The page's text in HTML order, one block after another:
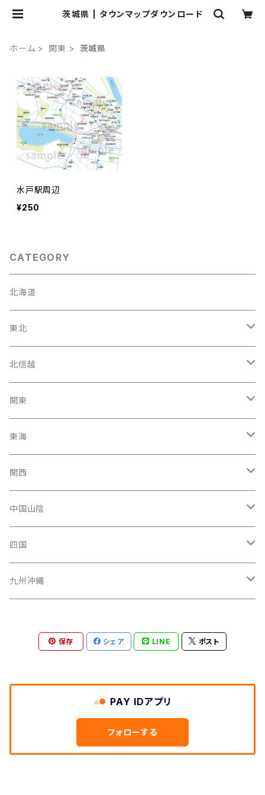
茨城県 | タウンマップダウンロード
ホーム 関東 茨城県
水戸駅周辺
¥250
CATEGORY
北海道
東北
宮城県
岩手県
福島県
青森県
秋田県
山形県
北信越
石川県
富山駅
新潟県
長野県
福井県
関東
東京都
神奈川県
千葉県
埼玉県
茨城県
栃木県
東海
愛知県
静岡県
三重県
岐阜県
関西
大阪府
京都府
兵庫県
和歌山県
滋賀県
中国山陰
広島県
岡山県
島根県
四国
高知県
徳島県
九州沖縄
沖縄県
保存 シェア LINE ポスト
PAY IDアプリ
フォローする